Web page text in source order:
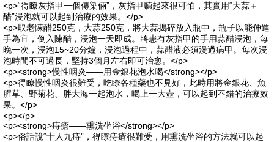
<p>“得瞭灰指甲一個傳染倆”，灰指甲聽起來很可怕，其實用“大蒜＋
醋”浸泡就可以起到治療的效果。</p>
<p>取老陳醋250克，大蒜250克，將大蒜搗碎放入瓶中，瓶子以能伸進
手為宜，倒入陳醋，浸泡一天即成。將患有灰指甲的手用蒜醋浸泡，每
晚一次，浸泡15~20分鐘，浸泡過程中，蒜醋液必須漫過病甲。每次浸
泡時間不可過長，堅持3個月左右即可治愈。</p>
<p><strong>慢性咽炎——用金銀花泡水喝</strong></p>
<p>得瞭慢性咽炎很難受，吃瞭各種藥也不見好，此時用將金銀花、魚
腥草、野菊花、胖大海一起泡水，喝上一大壺，可以起到不錯的治療效
果。</p>
<p></p>
<p><strong>痔瘡——熏洗坐浴</strong></p>
<p>俗話說“十人九痔”，得瞭痔瘡很難受，用熏洗坐浴的方法就可以起